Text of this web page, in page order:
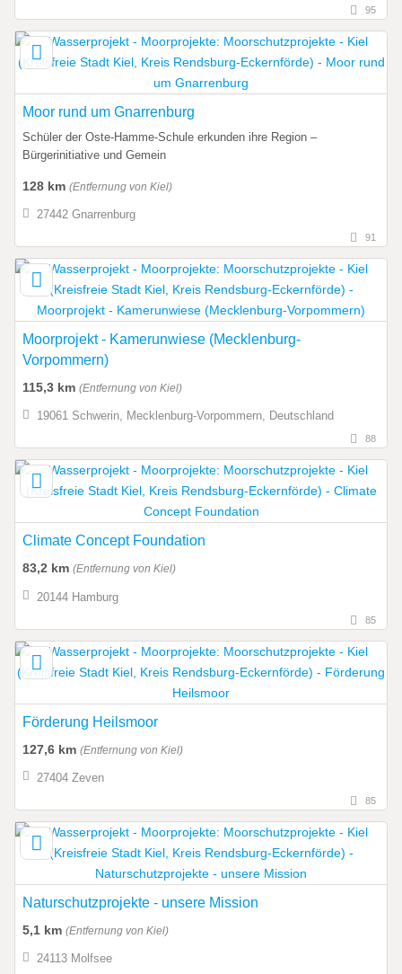
95
Moor rund um Gnarrenburg
Schüler der Oste-Hamme-Schule erkunden ihre Region –
Bürgerinitiative und Gemein
128 km (Entfernung von Kiel)
27442 Gnarrenburg
91
Moorprojekt - Kamerunwiese (Mecklenburg-
Vorpommern)
115,3 km (Entfernung von Kiel)
19061 Schwerin, Mecklenburg-Vorpommern, Deutschland
88
Climate Concept Foundation
83,2 km (Entfernung von Kiel)
20144 Hamburg
85
Förderung Heilsmoor
127,6 km (Entfernung von Kiel)
27404 Zeven
85
Naturschutzprojekte - unsere Mission
5,1 km (Entfernung von Kiel)
24113 Molfsee